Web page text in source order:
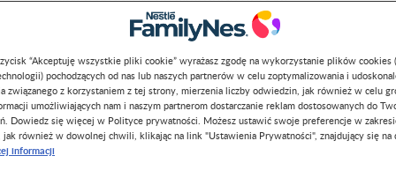
pomocną checklistę.
można wprowadzać
“Akceptuję wszystkie pliki cookie” wyrażasz zgodę na wykorzystanie plików cookies
pochodzących od nas lub naszych partnerów w celu zoptymalizowania i
związanego z korzystaniem z tej strony, mierzenia liczby odwiedzin, jak również w celu
umożliwiających nam i naszym partnerom dostarczanie reklam dostosowanych do
Dowiedz się więcej w Polityce prywatności. Możesz ustawić swoje preferencje w
również w dowolnej chwili, klikając na link "Ustawienia Prywatności", znajdujący się na
informacji